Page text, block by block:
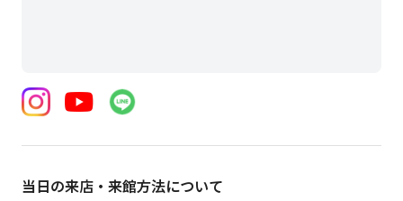
当日の来店・来館方法について